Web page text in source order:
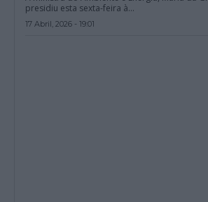
presidiu esta sexta-feira à...
17 Abril, 2026 - 19:01